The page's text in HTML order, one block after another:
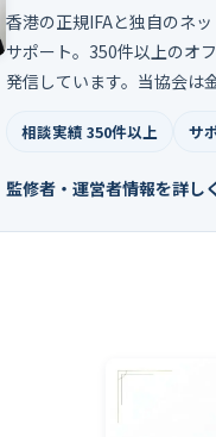
香港の正規IFAと独自のネ
サポート。350件以上のオ
発信しています。当協会は
相談実績 350件以上 サ
監修者・運営者情報を詳し